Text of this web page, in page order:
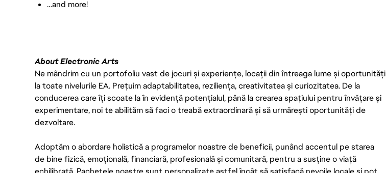
…and more!
About Electronic Arts
Ne mândrim cu un portofoliu vast de jocuri și experiențe, locații din întreaga lume și oportunități
la toate nivelurile EA. Prețuim adaptabilitatea, reziliența, creativitatea și curiozitatea. De la
conducerea care îți scoate la în evidență potențialul, până la crearea spațiului pentru învățare și
experimentare, noi te abilităm să faci o treabă extraordinară și să urmărești oportunități de
dezvoltare.
Adoptăm o abordare holistică a programelor noastre de beneficii, punând accentul pe starea
de bine fizică, emoțională, financiară, profesională și comunitară, pentru a susține o viață